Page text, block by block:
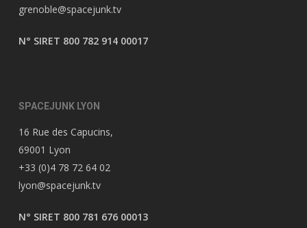
grenoble@spacejunk.tv
N° SIRET 800 782 914 00017
SPACEJUNK LYON
16 Rue des Capucins,
69001 Lyon
+33 (0)4 78 72 64 02
lyon@spacejunk.tv
N° SIRET 800 781 676 00013